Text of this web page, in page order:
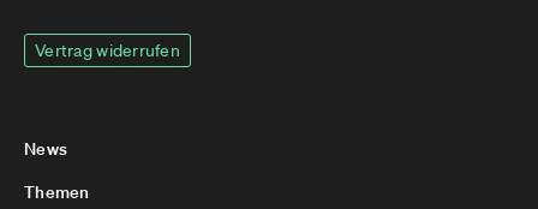
Vertrag widerrufen
News
Themen